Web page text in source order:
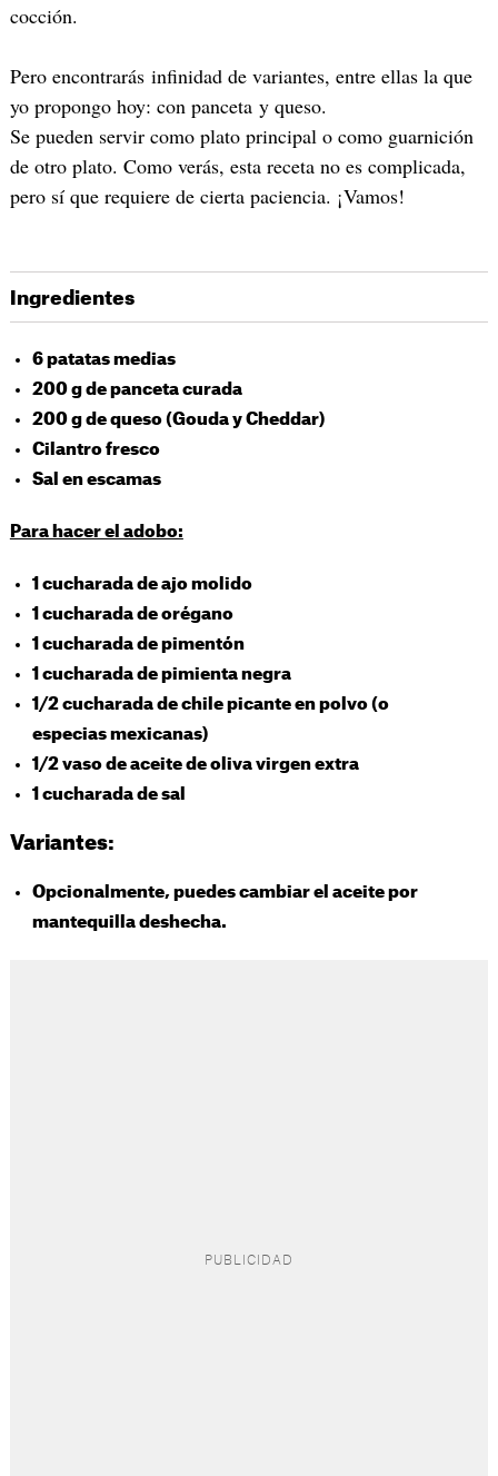
cocción.
Pero encontrarás infinidad de variantes, entre ellas la que
yo propongo hoy: con panceta y queso.
Se pueden servir como plato principal o como guarnición
de otro plato. Como verás, esta receta no es complicada,
pero sí que requiere de cierta paciencia. ¡Vamos!
Ingredientes
6 patatas medias
200 g de panceta curada
200 g de queso (Gouda y Cheddar)
Cilantro fresco
Sal en escamas
Para hacer el adobo:
1 cucharada de ajo molido
1 cucharada de orégano
1 cucharada de pimentón
1 cucharada de pimienta negra
1/2 cucharada de chile picante en polvo (o
especias mexicanas)
1/2 vaso de aceite de oliva virgen extra
1 cucharada de sal
Variantes:
Opcionalmente, puedes cambiar el aceite por
mantequilla deshecha.